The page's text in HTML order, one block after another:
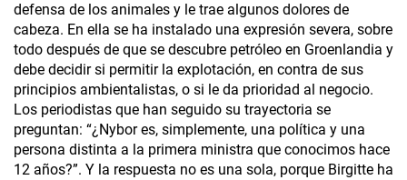
defensa de los animales y le trae algunos dolores de
cabeza. En ella se ha instalado una expresión severa, sobre
todo después de que se descubre petróleo en Groenlandia y
debe decidir si permitir la explotación, en contra de sus
principios ambientalistas, o si le da prioridad al negocio.
Los periodistas que han seguido su trayectoria se
preguntan: “¿Nybor es, simplemente, una política y una
persona distinta a la primera ministra que conocimos hace
12 años?”. Y la respuesta no es una sola, porque Birgitte ha